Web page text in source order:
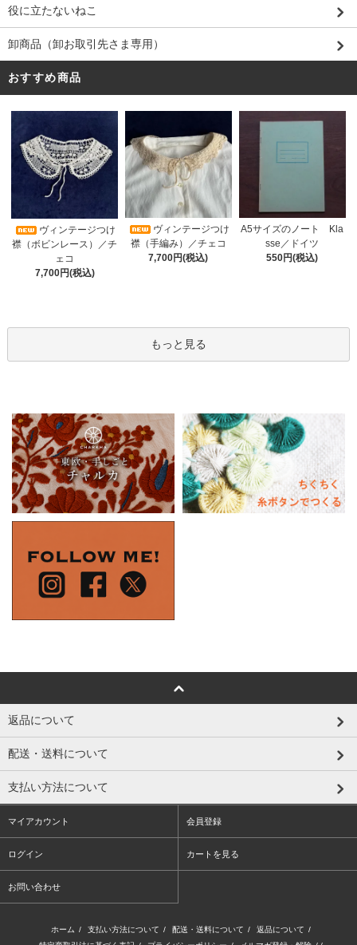
役に立たないねこ
卸商品（卸お取引先さま専用）
おすすめ商品
ヴィンテージつけ
襟（ボビンレース）／チ
ェコ
7,700円(税込)
ヴィンテージつけ
襟（手編み）／チェコ
7,700円(税込)
A5サイズのノート Kla
sse／ドイツ
550円(税込)
もっと見る
返品について
配送・送料について
支払い方法について
マイアカウント 会員登録
ログイン カートを見る
お問い合わせ
ホーム / 支払い方法について / 配送・送料について / 返品について /